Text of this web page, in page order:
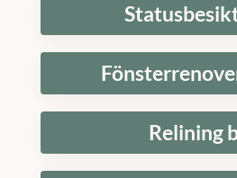
Relining